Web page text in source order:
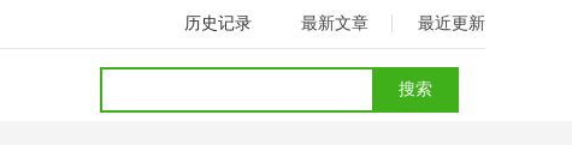
历史记录 最新文章 最近更新